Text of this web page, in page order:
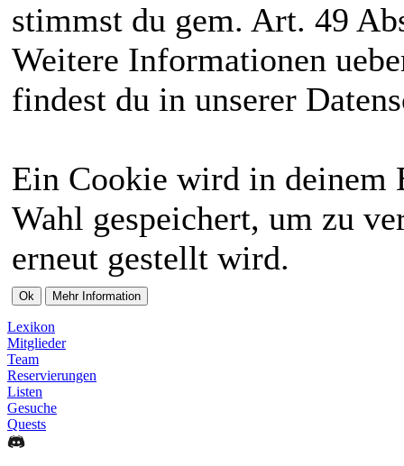
stimmst du gem. Art. 49
Weitere Informationen
findest du in unserer
Ein Cookie wird in deinem
Wahl gespeichert, um zu
erneut gestellt wird.
Lexikon
Mitglieder
Team
Reservierungen
Listen
Gesuche
Quests